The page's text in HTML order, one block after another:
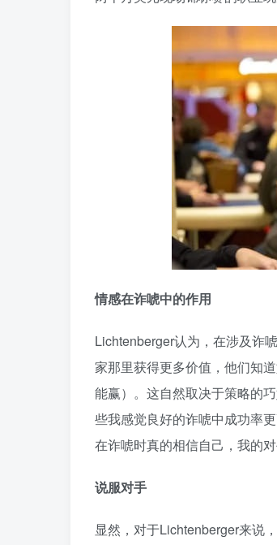
情感在诈唬中的作用
Lichtenberger认为，在涉及诈
家那里获得更多价值，他们知
能赢）。这自然取决于策略的
些我感觉良好的诈唬中成功率
在诈唬时真的相信自己，我的
说服对手
显然，对于Lichtenberger来说